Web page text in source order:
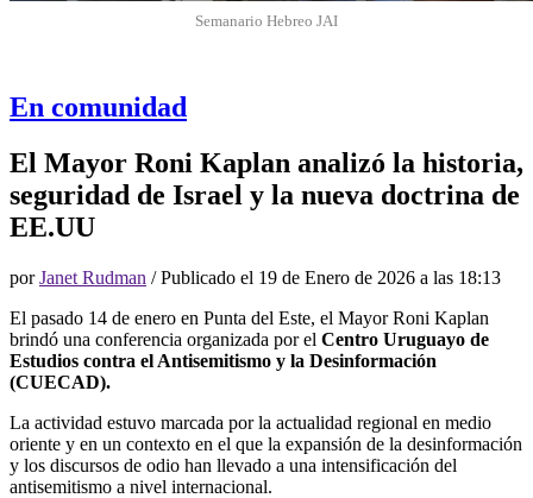
Semanario Hebreo JAI
En comunidad
El Mayor Roni Kaplan analizó la historia,
seguridad de Israel y la nueva doctrina de
EE.UU
porJanet Rudman / Publicado el 19 de Enero de 2026 a las 18:13
El pasado 14 de enero en Punta del Este, el Mayor Roni Kaplan
brindó una conferencia organizada por el Centro Uruguayo de
Estudios contra el Antisemitismo y la Desinformación
(CUECAD).
La actividad estuvo marcada por la actualidad regional en medio
oriente y en un contexto en el que la expansión de la desinformación
y los discursos de odio han llevado a una intensificación del
antisemitismo a nivel internacional.